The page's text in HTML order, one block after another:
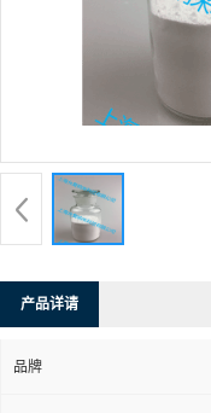
产品详请
品牌